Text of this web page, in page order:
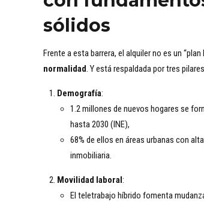
sólidos
Frente a esta barrera, el alquiler no es un “plan
normalidad. Y está respaldada por tres
Demografía:
1.2 millones de nuevos hogares se
hasta 2030 (INE),
68% de ellos en áreas urbanas con
inmobiliaria.
Movilidad laboral:
El teletrabajo híbrido fomenta